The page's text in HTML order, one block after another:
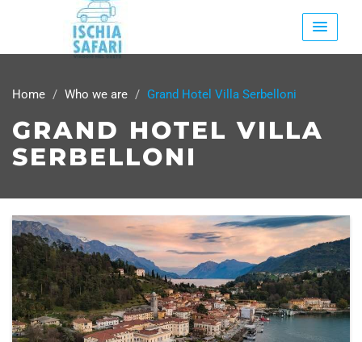
Home Who we are Grand Hotel Villa Serbelloni
GRAND HOTEL VILLA
SERBELLONI